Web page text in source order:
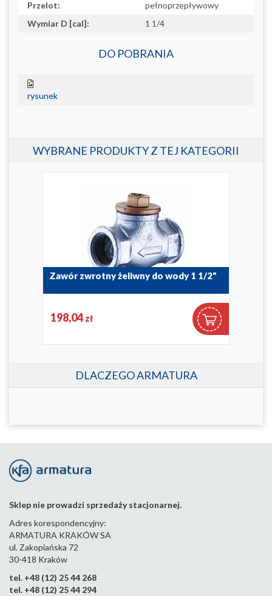
Przelot:
pełnoprzepływowy
Wymiar D [cal]:
1 1/4
DO POBRANIA
rysunek
WYBRANE PRODUKTY Z TEJ KATEGORII
Zawór zwrotny żeliwny do wody 1 1/2"
198,04 zł
DLACZEGO ARMATURA
Sklep nie prowadzi sprzedaży stacjonarnej.
Adres korespondencyjny:
ARMATURA KRAKÓW SA
ul. Zakopiańska 72
30-418 Kraków
tel. +48 (12) 25 44 268
tel. +48 (12) 25 44 294